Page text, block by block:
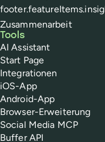
Zusammenarbeit
Tools
AI Assistant
Start Page
Integrationen
iOS-App
Android-App
Browser-Erweiterung
Social Media MCP
Buffer API